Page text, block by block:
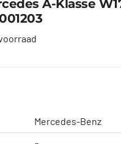
A-Klasse
Mercedes-Benz